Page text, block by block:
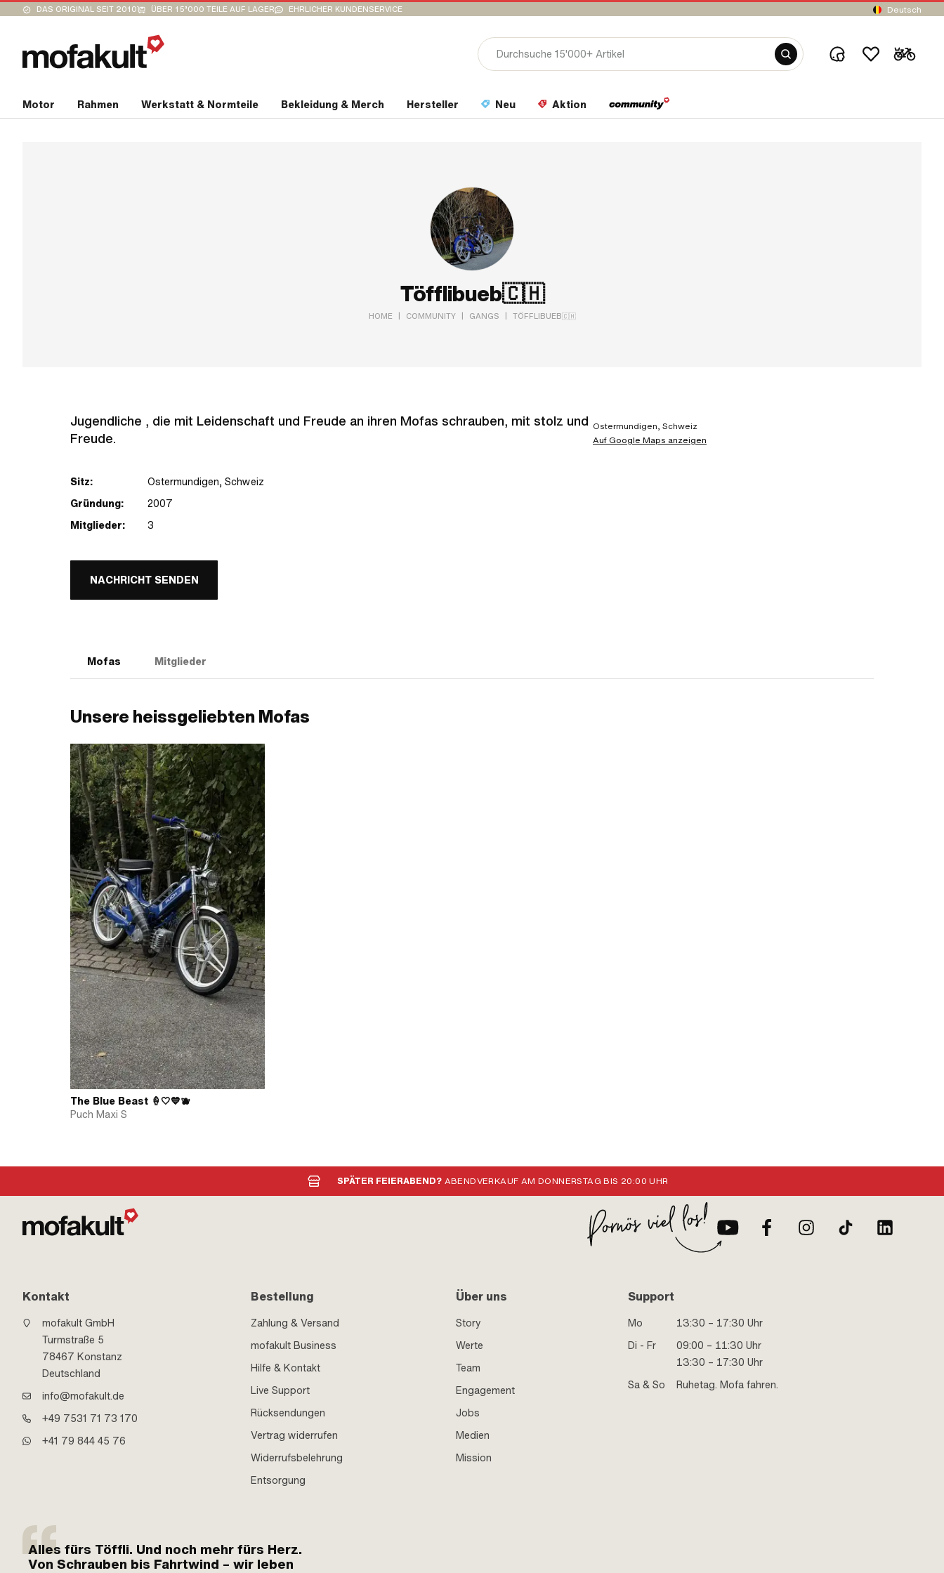
DAS ORIGINAL SEIT 2010 ÜBER 15’000 TEILE AUF LAGER EHRLICHER KUNDENSERVICE Deutsch
Motor Rahmen Werkstatt & Normteile Bekleidung & Merch Hersteller Neu Aktion
Töfflibueb🇨🇭
HOME | COMMUNITY | GANGS | TÖFFLIBUEB🇨🇭
Jugendliche , die mit Leidenschaft und Freude an ihren Mofas schrauben, mit stolz und
Freude.
Sitz:
Ostermundigen, Schweiz
Gründung:
2007
Mitglieder:
3
NACHRICHT SENDEN
Ostermundigen, Schweiz
Auf Google Maps anzeigen
Mofas Mitglieder
Unsere heissgeliebten Mofas
The Blue Beast 🍦🤍💙🫐
Puch Maxi S
SPÄTER FEIERABEND? ABENDVERKAUF AM DONNERSTAG BIS 20:00 UHR
Kontakt
mofakult GmbH
Turmstraße 5
78467 Konstanz
Deutschland
info@mofakult.de
+49 7531 71 73 170
+41 79 844 45 76
Bestellung
Zahlung & Versand
mofakult Business
Hilfe & Kontakt
Live Support
Rücksendungen
Vertrag widerrufen
Widerrufsbelehrung
Entsorgung
Über uns
Story
Werte
Team
Engagement
Jobs
Medien
Mission
Support
Mo
13:30 – 17:30 Uhr
Di - Fr
09:00 – 11:30 Uhr
13:30 – 17:30 Uhr
Sa & So
Ruhetag. Mofa fahren.
Alles fürs Töffli. Und noch mehr fürs Herz.
Von Schrauben bis Fahrtwind – wir leben